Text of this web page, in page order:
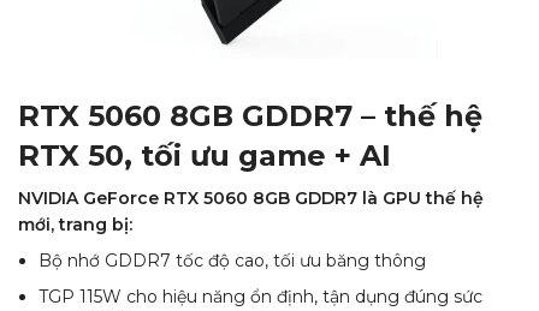
RTX 5060 8GB GDDR7 – thế hệ
RTX 50, tối ưu game + AI
NVIDIA GeForce RTX 5060 8GB GDDR7 là GPU thế hệ
mới, trang bị:
Bộ nhớ GDDR7 tốc độ cao, tối ưu băng thông
TGP 115W cho hiệu năng ổn định, tận dụng đúng sức